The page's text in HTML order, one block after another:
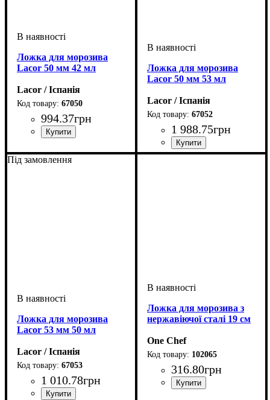
Ложка для морозива
Lacor 50 мм 42 мл
Lacor / Іспанія
67050
994.37грн
Ложка для морозива
Lacor 50 мм 53 мл
Lacor / Іспанія
67052
1 988.75грн
Під замовлення
Ложка для морозива
Lacor 53 мм 50 мл
Lacor / Іспанія
67053
1 010.78грн
Ложка для морозива з
нержавіючої сталі 19 см
One Chef
102065
316.80грн